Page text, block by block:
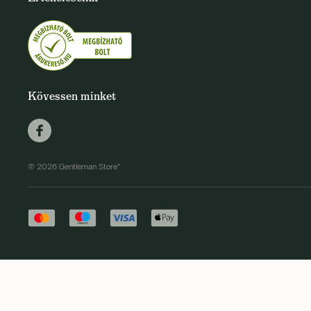
Kövessen minket
© 2026 Gentleman Store"